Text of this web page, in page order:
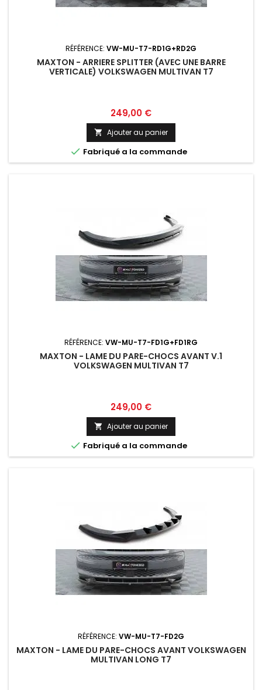
RÉFÉRENCE: VW-MU-T7-RD1G+RD2G
MAXTON - ARRIERE SPLITTER (AVEC UNE BARRE
VERTICALE) VOLKSWAGEN MULTIVAN T7
Prix
249,00 €
 Ajouter au panier
 Fabriqué a la commande
RÉFÉRENCE: VW-MU-T7-FD1G+FD1RG
MAXTON - LAME DU PARE-CHOCS AVANT V.1
VOLKSWAGEN MULTIVAN T7
Prix
249,00 €
 Ajouter au panier
 Fabriqué a la commande
RÉFÉRENCE: VW-MU-T7-FD2G
MAXTON - LAME DU PARE-CHOCS AVANT VOLKSWAGEN
MULTIVAN LONG T7